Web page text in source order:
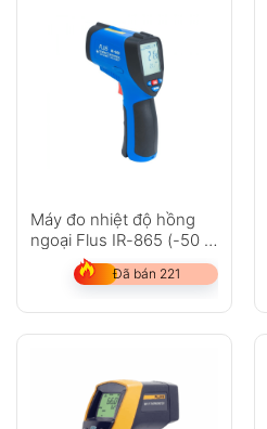
Máy đo nhiệt độ hồng
ngoại Flus IR-865 (-50 ~
1850?C)
Đã bán 221